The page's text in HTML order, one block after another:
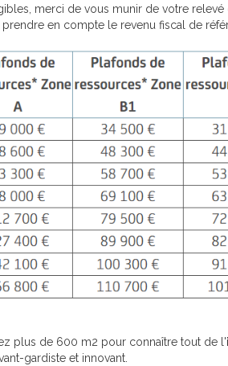
merci de vous munir de votre
en compte le revenu fiscal de
plus de 600 m2 pour connaître tout de l'
gardiste et innovant.